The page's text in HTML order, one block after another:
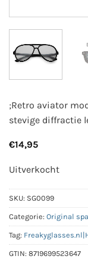
;Retro aviator
stevige diffractie
€14,95
Uitverkocht
SKU: SG0099
Categorie: Original
Tag:
GTIN: 8719699523647